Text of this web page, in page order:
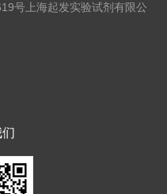
号上海起发实验试剂有限公